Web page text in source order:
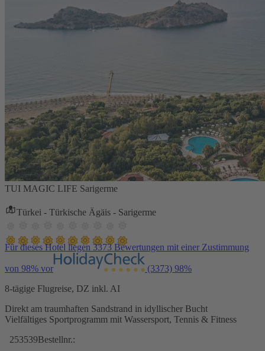
TUI MAGIC LIFE Sarigerme
Türkei - Türkische Ägäis - Sarigerme
Für dieses Hotel liegen 3373 Bewertungen mit einer Zustimmung
von 98% vor (3373) 98%
8-tägige Flugreise, DZ inkl. AI
Direkt am traumhaften Sandstrand in idyllischer Bucht
Vielfältiges Sportprogramm mit Wassersport, Tennis & Fitness
253539Bestellnr.: